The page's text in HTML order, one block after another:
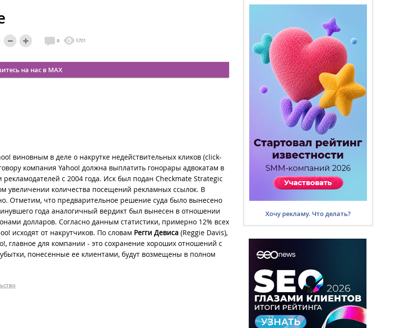
0 5701
на нас в MAX
виновным в деле о накрутке недействительных кликов (click-
компания Yahoo! должна выплатить гонорары адвокатам в
с 2004 года. Иск был подан Checkmate Strategic
количества посещений рекламных ссылок. В
Отметим, что предварительное решение суда было вынесено
года аналогичный вердикт был вынесен в отношении
долларов. Согласно данным статистики, примерно 12% всех
исходят от накрутчиков. По словам Регги Девиса (Reggie Davis),
главное для компании - это сохранение хороших отношений с
понесенные ее клиентами, будут возмещены в полном
Хочу рекламу. Что делать?